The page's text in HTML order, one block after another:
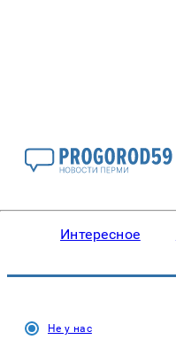
Интересное
Не у нас